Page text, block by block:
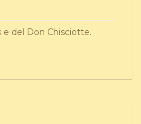
e del Don Chisciotte.